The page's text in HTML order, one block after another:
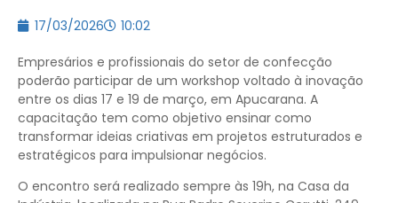
17/03/2026 10:02
Empresários e profissionais do setor de confecção
poderão participar de um workshop voltado à inovação
entre os dias 17 e 19 de março, em Apucarana. A
capacitação tem como objetivo ensinar como
transformar ideias criativas em projetos estruturados e
estratégicos para impulsionar negócios.
O encontro será realizado sempre às 19h, na Casa da